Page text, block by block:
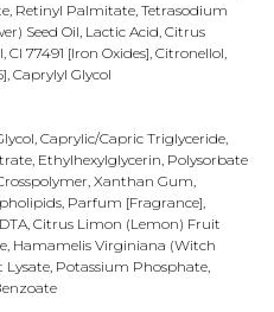
Retinyl Palmitate, Tetrasodium
Seed Oil, Lactic Acid, Citrus
77491 [Iron Oxides], Citronellol,
Caprylyl Glycol
Caprylic/Capric Triglyceride,
Ethylhexylglycerin, Polysorbate
Xanthan Gum,
Parfum [Fragrance],
Citrus Limon (Lemon) Fruit
Hamamelis Virginiana (Witch
Potassium Phosphate,